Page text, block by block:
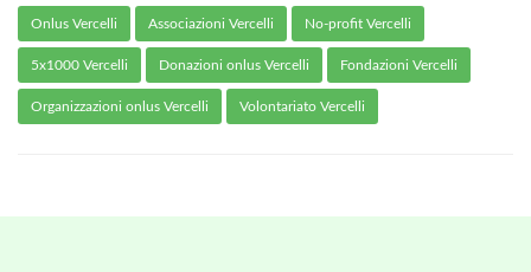
Onlus Vercelli Associazioni Vercelli No-profit Vercelli
5x1000 Vercelli Donazioni onlus Vercelli Fondazioni Vercelli
Organizzazioni onlus Vercelli Volontariato Vercelli